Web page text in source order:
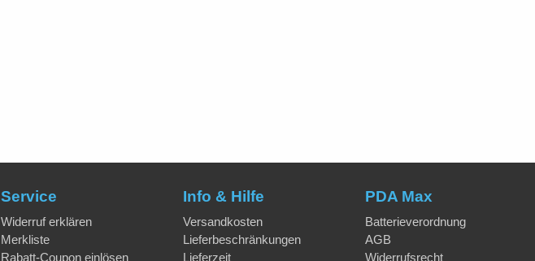
Service
Widerruf erklären
Merkliste
Rabatt-Coupon einlösen
Info & Hilfe
Versandkosten
Lieferbeschränkungen
Lieferzeit
PDA Max
Batterieverordnung
AGB
Widerrufsrecht